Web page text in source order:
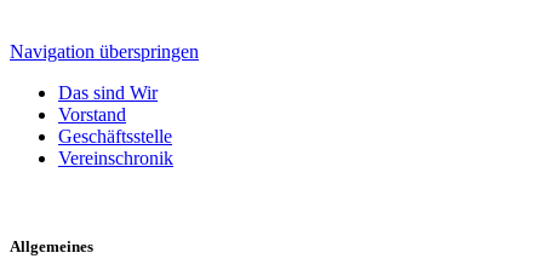
Navigation überspringen
Das sind Wir
Vorstand
Geschäftsstelle
Vereinschronik
Allgemeines